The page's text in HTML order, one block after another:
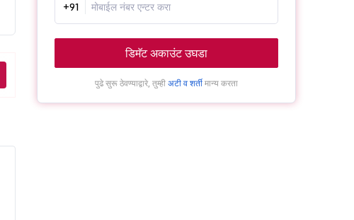
+91
डिमॅट अकाउंट उघडा
पुढे सुरू ठेवण्याद्वारे, तुम्ही अटी व शर्ती मान्य करता